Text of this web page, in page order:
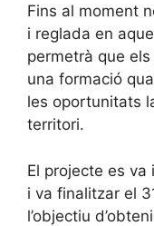
Fins al moment
i reglada en
permetrà que
una formació
les oportunitats
territori.
El projecte es va
i va finalitzar el
l’objectiu